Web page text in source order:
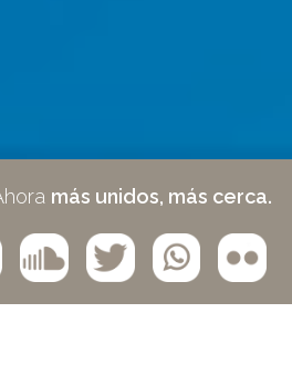
más unidos, más cerca.